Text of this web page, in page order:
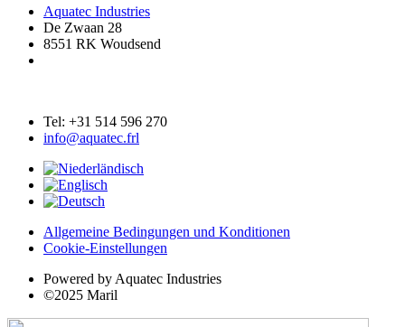
Aquatec Industries
De Zwaan 28
8551 RK Woudsend
Tel: +31 514 596 270
info@aquatec.frl
Allgemeine Bedingungen und Konditionen
Cookie-Einstellungen
Powered by Aquatec Industries
©2025 Maril